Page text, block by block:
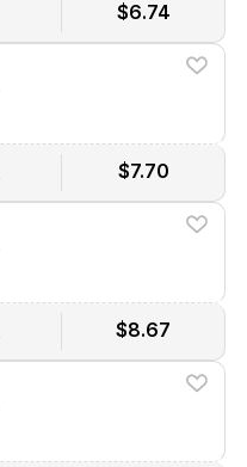
$6.74
$7.70
$8.67